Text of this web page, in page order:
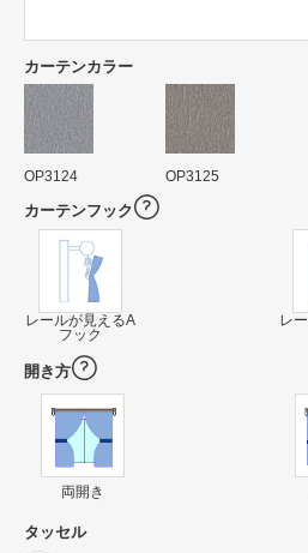
カーテンカラー
OP3124 OP3125
カーテンフック
レールが見えるA
フック
レ
開き方
両開き
タッセル